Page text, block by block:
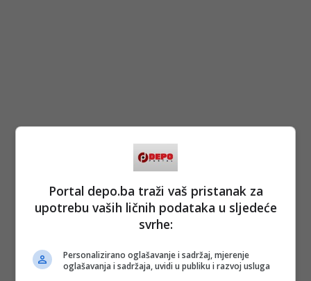
Portal depo.ba traži vaš pristanak za
upotrebu vaših ličnih podataka u sljedeće
svrhe:
Personalizirano oglašavanje i sadržaj, mjerenje
oglašavanja i sadržaja, uvidi u publiku i razvoj usluga